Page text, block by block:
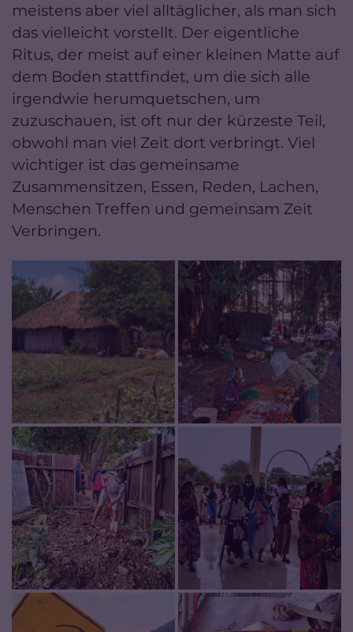
meistens aber viel alltäglicher, als man sich
das vielleicht vorstellt. Der eigentliche
Ritus, der meist auf einer kleinen Matte auf
dem Boden stattfindet, um die sich alle
irgendwie herumquetschen, um
zuzuschauen, ist oft nur der kürzeste Teil,
obwohl man viel Zeit dort verbringt. Viel
wichtiger ist das gemeinsame
Zusammensitzen, Essen, Reden, Lachen,
Menschen Treffen und gemeinsam Zeit
Verbringen.